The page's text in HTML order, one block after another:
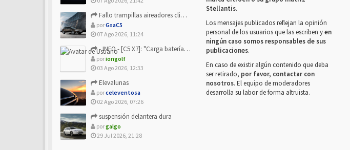
Fallo trampillas aireadores climatizador
porGsaC5
07 Ago 2026, 11:24
- INFO - [C5 X7]: "Carga batería o alimentación eléctri...
poriongolf
03 Ago 2026, 12:33
Elevalunas
porceleventosa
02 Ago 2026, 07:26
suspensión delantera dura
porgalgo
29 Jul 2026, 21:28
Stellantis.
Los mensajes publicados reflejan la opinión
personal de los usuarios que las escriben yen
ningún caso somos responsables de sus
publicaciones.
En caso de existir algún contenido que deba
ser retirado, por favor, contactar con
nosotros. El equipo de moderadores
desarrolla su labor de forma altruista.